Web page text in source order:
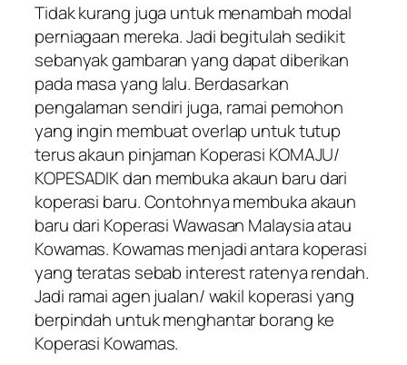
Tidak kurang juga untuk menambah modal
perniagaan mereka. Jadi begitulah sedikit
sebanyak gambaran yang dapat diberikan
pada masa yang lalu. Berdasarkan
pengalaman sendiri juga, ramai pemohon
yang ingin membuat overlap untuk tutup
terus akaun pinjaman Koperasi KOMAJU/
KOPESADIK dan membuka akaun baru dari
koperasi baru. Contohnya membuka akaun
baru dari Koperasi Wawasan Malaysia atau
Kowamas. Kowamas menjadi antara koperasi
yang teratas sebab interest ratenya rendah.
Jadi ramai agen jualan/ wakil koperasi yang
berpindah untuk menghantar borang ke
Koperasi Kowamas.